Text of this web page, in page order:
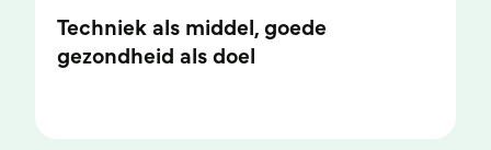
Techniek als middel, goede
gezondheid als doel